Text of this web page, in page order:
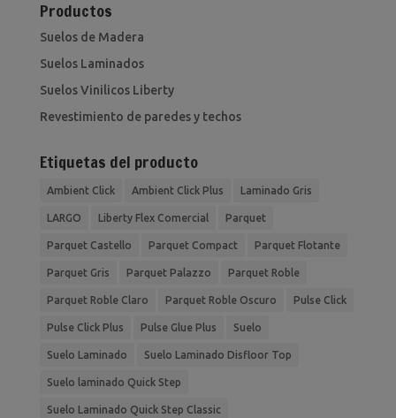
Productos
Suelos de Madera
Suelos Laminados
Suelos Vinilicos Liberty
Revestimiento de paredes y techos
Etiquetas del producto
Ambient Click Ambient Click Plus Laminado Gris
LARGO Liberty Flex Comercial Parquet
Parquet Castello Parquet Compact Parquet Flotante
Parquet Gris Parquet Palazzo Parquet Roble
Parquet Roble Claro Parquet Roble Oscuro Pulse Click
Pulse Click Plus Pulse Glue Plus Suelo
Suelo Laminado Suelo Laminado Disfloor Top
Suelo laminado Quick Step
Suelo Laminado Quick Step Classic